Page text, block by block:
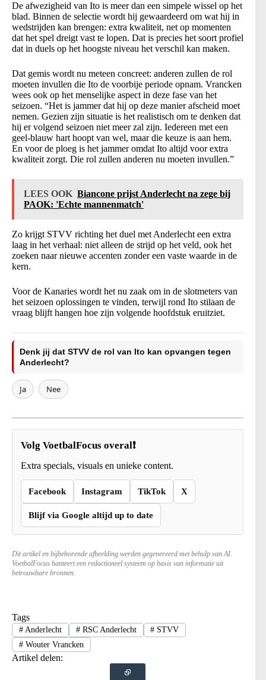
De afwezigheid van Ito is meer dan een simpele wissel op het
blad. Binnen de selectie wordt hij gewaardeerd om wat hij in
wedstrijden kan brengen: extra kwaliteit, net op momenten
dat het spel dreigt vast te lopen. Dat is precies het soort profiel
dat in duels op het hoogste niveau het verschil kan maken.
Dat gemis wordt nu meteen concreet: anderen zullen de rol
moeten invullen die Ito de voorbije periode opnam. Vrancken
wees ook op het menselijke aspect in deze fase van het
seizoen. “Het is jammer dat hij op deze manier afscheid moet
nemen. Gezien zijn situatie is het realistisch om te denken dat
hij er volgend seizoen niet meer zal zijn. Iedereen met een
geel-blauw hart hoopt van wel, maar die keuze is aan hem.
En voor de ploeg is het jammer omdat Ito altijd voor extra
kwaliteit zorgt. Die rol zullen anderen nu moeten invullen.”
LEES OOK Biancone prijst Anderlecht na zege bij
PAOK: 'Echte mannenmatch'
Zo krijgt STVV richting het duel met Anderlecht een extra
laag in het verhaal: niet alleen de strijd op het veld, ook het
zoeken naar nieuwe accenten zonder een vaste waarde in de
kern.
Voor de Kanaries wordt het nu zaak om in de slotmeters van
het seizoen oplossingen te vinden, terwijl rond Ito stilaan de
vraag blijft hangen hoe zijn volgende hoofdstuk eruitziet.
Denk jij dat STVV de rol van Ito kan opvangen tegen
Anderlecht?
Ja Nee
Volg VoetbalFocus overal❗
Extra specials, visuals en unieke content.
Facebook Instagram TikTok X
Blijf via Google altijd up to date
Dit artikel en bijbehorende afbeelding werden gegenereerd met behulp van AI.
VoetbalFocus hanteert een redactioneel systeem op basis van informatie uit
betrouwbare bronnen.
Tags
#Anderlecht #RSC Anderlecht # STVV
#Wouter Vrancken
Artikel delen: